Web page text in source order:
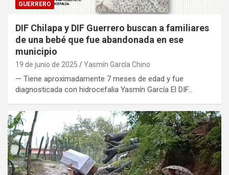
GUERRERO
DIF Chilapa y DIF Guerrero buscan a familiares
de una bebé que fue abandonada en ese
municipio
19 de junio de 2025 Yasmín García Chino
— Tiene aproximadamente 7 meses de edad y fue
diagnosticada con hidrocefalia Yasmín García El DIF…